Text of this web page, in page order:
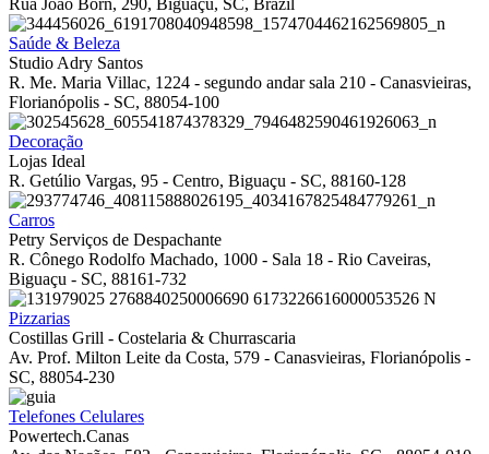
Rua João Born, 290, Biguaçu, SC, Brazil
Saúde & Beleza
Studio Adry Santos
R. Me. Maria Villac, 1224 - segundo andar sala 210 - Canasvieiras,
Florianópolis - SC, 88054-100
Decoração
Lojas Ideal
R. Getúlio Vargas, 95 - Centro, Biguaçu - SC, 88160-128
Carros
Petry Serviços de Despachante
R. Cônego Rodolfo Machado, 1000 - Sala 18 - Rio Caveiras,
Biguaçu - SC, 88161-732
Pizzarias
Costillas Grill - Costelaria & Churrascaria
Av. Prof. Milton Leite da Costa, 579 - Canasvieiras, Florianópolis -
SC, 88054-230
Telefones Celulares
Powertech.Canas